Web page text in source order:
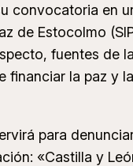
convocatoria en
de Estocolmo
fuentes de
financiar la paz y
para
«Castilla y